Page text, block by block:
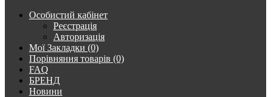
Особистий кабінет
Реєстрація
Авторизація
Мої Закладки (0)
Порівняння товарів (0)
FAQ
БРЕНД
Новини